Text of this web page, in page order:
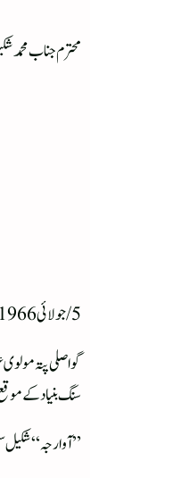
محترم جناب محمد
5/ جولائی ۶1966ء؁ کو ہیڈ مولوی عبد الوحید خان غازی شمسی مرحوم اور پاکباز صالحہ خاتون کے گھر سہسرام میں اپنی آنکھیں کھولنے والے شکیل سہسرامی ان دنوں رحمن مسجد کے پاس سمن پورہ، راجہ بازار، پٹنہ میں مقیم ہیں
گو اصلی پتہ
سنگ بنیاد کے
”آوارجہ“ شکیل